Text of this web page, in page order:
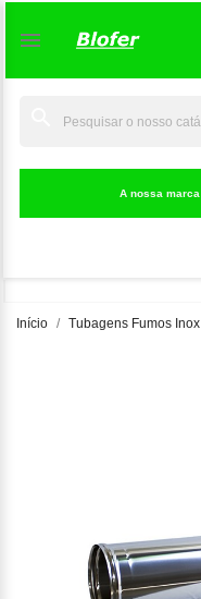

A nossa marca
Início Tubagens Fumos Inox